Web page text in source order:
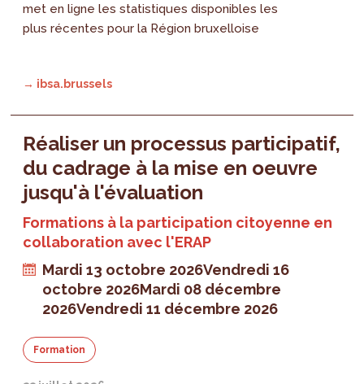
met en ligne les statistiques disponibles les
plus récentes pour la Région bruxelloise
→ ibsa.brussels
Réaliser un processus participatif,
du cadrage à la mise en oeuvre
jusqu'à l'évaluation
Formations à la participation citoyenne en
collaboration avec l'ERAP
Mardi 13 octobre 2026Vendredi 16
octobre 2026Mardi 08 décembre
2026Vendredi 11 décembre 2026
Formation